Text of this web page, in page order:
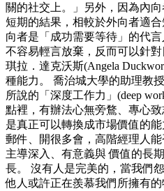
關的社交上。」另外，因為內
短期的結果，相較於外向者適
向者是「成功需要等待」的代
不容易輕言放棄，反而可以針
琪拉．達克沃斯(Angela
種能力。 喬治城大學的助理教
所說的「深度工作力」(deep
點裡，有辦法心無旁鶩、專心
是真正可以轉換成市場價值的
郵件、開很多會，高階經理人
主導深入、有意義與 價值的長
長。 沒有人是完美的，當我們
他人或許正在羨慕我們所擁有